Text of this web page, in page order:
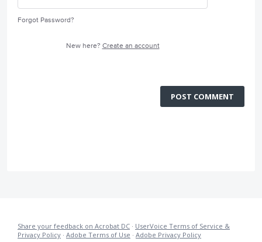
Forgot Password?
New here? Create an account
POST COMMENT
Share your feedback on Acrobat DC · UserVoice Terms of Service &
Privacy Policy · Adobe Terms of Use · Adobe Privacy Policy